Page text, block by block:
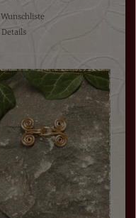
Wunschliste
Details